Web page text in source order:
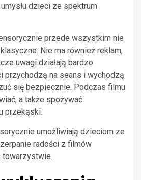
dzieci ze spektrum
przede wszystkim nie
Nie ma również reklam,
uwagi działają bardzo
przychodzą na seans i wychodzą
się bezpiecznie. Podczas filmu
a także spożywać
przekąski.
umożliwiają dzieciom ze
radości z filmów
towarzystwie.